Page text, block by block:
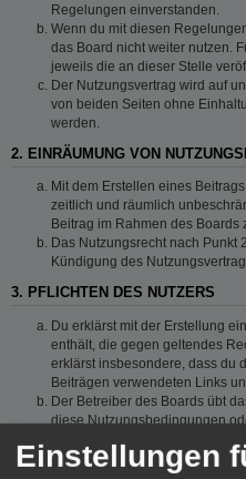
Regelungen einverstanden.
Wenn du mit diesen
das Board nicht weiter nutzen.
jeweils die an dieser Stelle
Der Nutzungsvertrag wird auf
von beiden Seiten ohne
werden.
2. EINRÄUMUNG VON
Mit dem Erstellen eines
zeitlich und räumlich
Beitrag im Rahmen des Boards
Das Nutzungsrecht nach Punkt
Kündigung des
3. PFLICHTEN DES NUTZERS
Du erklärst mit der Erstellung
enthält, die gegen geltendes
erklärst insbesondere, dass du
Beiträgen verwendeten Links
Der Betreiber des Boards übt
diese Nutzungsbedingungen
dauerhaft von der Nutzung
Einstellungen